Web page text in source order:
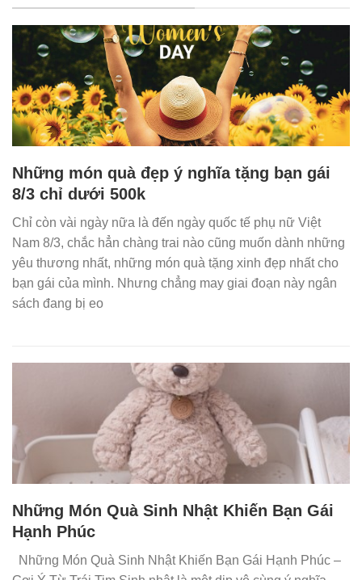
Những món quà đẹp ý nghĩa tặng bạn gái
8/3 chỉ dưới 500k
Chỉ còn vài ngày nữa là đến ngày quốc tế phụ nữ Việt
Nam 8/3, chắc hẳn chàng trai nào cũng muốn dành những
yêu thương nhất, những món quà tặng xinh đẹp nhất cho
bạn gái của mình. Nhưng chẳng may giai đoạn này ngân
sách đang bị eo
Những Món Quà Sinh Nhật Khiến Bạn Gái
Hạnh Phúc
Những Món Quà Sinh Nhật Khiến Bạn Gái Hạnh Phúc –